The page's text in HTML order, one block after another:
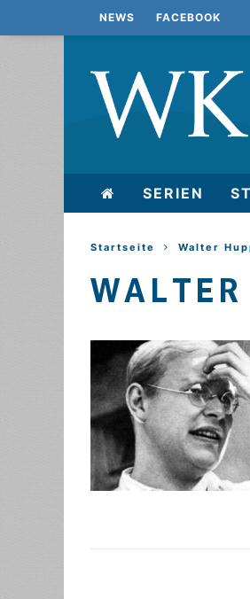
NEWS FACEBOOK
SERIEN
Startseite Walter